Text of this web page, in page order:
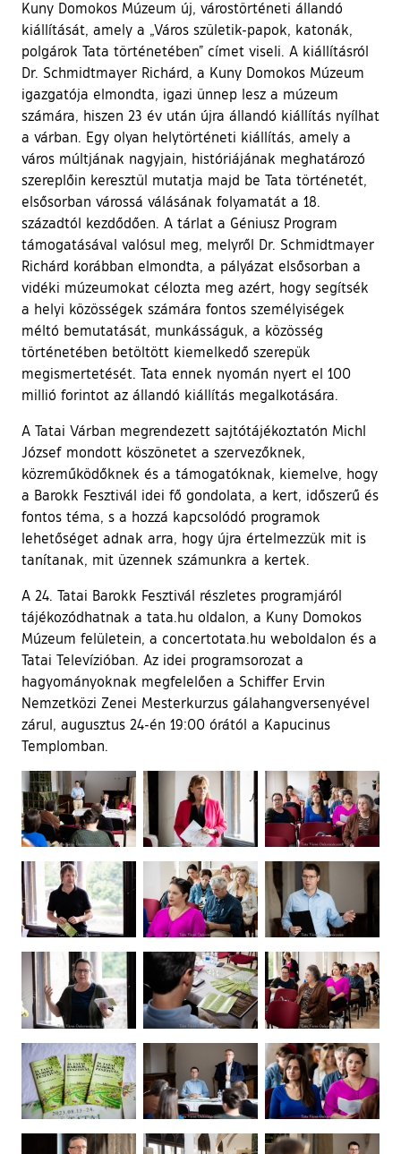
Kuny Domokos Múzeum új, várostörténeti állandó
kiállítását, amely a „Város születik-papok, katonák,
polgárok Tata történetében” címet viseli. A kiállításról
Dr. Schmidtmayer Richárd, a Kuny Domokos Múzeum
igazgatója elmondta, igazi ünnep lesz a múzeum
számára, hiszen 23 év után újra állandó kiállítás nyílhat
a várban. Egy olyan helytörténeti kiállítás, amely a
város múltjának nagyjain, históriájának meghatározó
szereplőin keresztül mutatja majd be Tata történetét,
elsősorban várossá válásának folyamatát a 18.
századtól kezdődően. A tárlat a Géniusz Program
támogatásával valósul meg, melyről Dr. Schmidtmayer
Richárd korábban elmondta, a pályázat elsősorban a
vidéki múzeumokat célozta meg azért, hogy segítsék
a helyi közösségek számára fontos személyiségek
méltó bemutatását, munkásságuk, a közösség
történetében betöltött kiemelkedő szerepük
megismertetését. Tata ennek nyomán nyert el 100
millió forintot az állandó kiállítás megalkotására.
A Tatai Várban megrendezett sajtótájékoztatón Michl
József mondott köszönetet a szervezőknek,
közreműködőknek és a támogatóknak, kiemelve, hogy
a Barokk Fesztivál idei fő gondolata, a kert, időszerű és
fontos téma, s a hozzá kapcsolódó programok
lehetőséget adnak arra, hogy újra értelmezzük mit is
tanítanak, mit üzennek számunkra a kertek.
A 24. Tatai Barokk Fesztivál részletes programjáról
tájékozódhatnak a tata.hu oldalon, a Kuny Domokos
Múzeum felületein, a concertotata.hu weboldalon és a
Tatai Televízióban. Az idei programsorozat a
hagyományoknak megfelelően a Schiffer Ervin
Nemzetközi Zenei Mesterkurzus gálahangversenyével
zárul, augusztus 24-én 19:00 órától a Kapucinus
Templomban.
Ugrás a galéria utánra